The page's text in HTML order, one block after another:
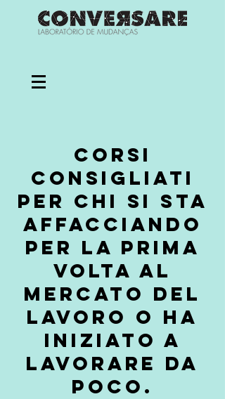
Corsi
consigliati
per chi si sta
affacciando
per la prima
volta al
mercato del
lavoro o ha
iniziato a
lavorare da
poco.